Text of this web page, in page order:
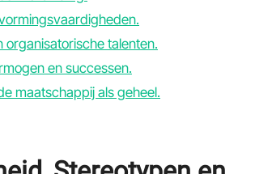
talenten.
en successen.
maatschappij als geheel.